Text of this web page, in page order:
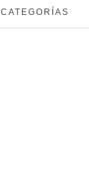
CATEGORÍAS